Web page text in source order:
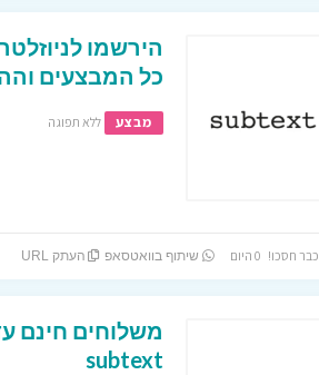
הירשמו
כל המבצעים
מבצע ללא תפוגה
שיתוף בוואטסאפ העתק URL
משלוחים חינם
subtext